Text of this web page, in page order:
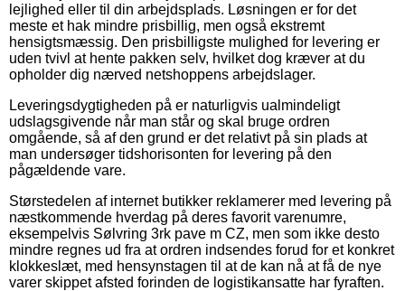
lejlighed eller til din arbejdsplads. Løsningen er for det
meste et hak mindre prisbillig, men også ekstremt
hensigtsmæssig. Den prisbilligste mulighed for levering er
uden tvivl at hente pakken selv, hvilket dog kræver at du
opholder dig nærved netshoppens arbejdslager.
Leveringsdygtigheden på er naturligvis ualmindeligt
udslagsgivende når man står og skal bruge ordren
omgående, så af den grund er det relativt på sin plads at
man undersøger tidshorisonten for levering på den
pågældende vare.
Størstedelen af internet butikker reklamerer med levering på
næstkommende hverdag på deres favorit varenumre,
eksempelvis Sølvring 3rk pave m CZ, men som ikke desto
mindre regnes ud fra at ordren indsendes forud for et konkret
klokkeslæt, med hensynstagen til at de kan nå at få de nye
varer skippet afsted forinden de logistikansatte har fyraften.